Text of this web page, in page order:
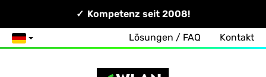
Persönlich & Erreichbar!
Kompetenz seit 2008!
Deutsch Lösungen / FAQ Kontakt